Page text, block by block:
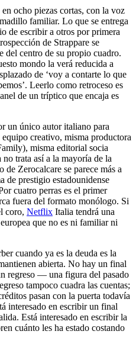
ocho piezas cortas, con la voz
familiar. Lo que se entrega
de escribir a otros por primera
de Strappare se
del centro de su propio cuadro.
mondo la verá reducida a
de ‘voy a contarte lo que
Leerlo como retroceso es
de un tríptico que encaja es
un único autor italiano para
creativo, misma productora
misma editorial socia
trata así a la mayoría de la
Zerocalcare se parece más a
de prestigio estadounidense
cuatro perras es el primer
fuera del formato monólogo. Si
coro, Netflix Italia tendrá una
que no es ni familiar ni
cuando ya es la deuda es la
abierta. No hay un final
regreso — una figura del pasado
tampoco cuadra las cuentas;
pasan con la puerta todavía
interesado en escribir un final
Está interesado en escribir la
cuánto les ha estado costando